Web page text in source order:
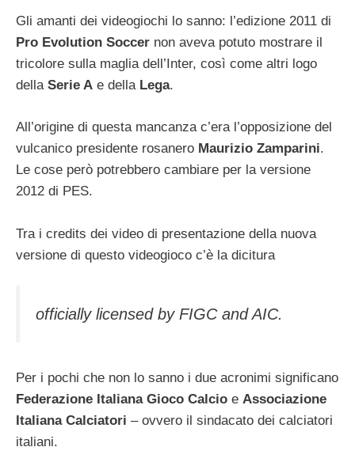
Gli amanti dei videogiochi lo sanno: l’edizione 2011 di
Pro Evolution Soccer non aveva potuto mostrare il
tricolore sulla maglia dell’Inter, così come altri logo
della Serie A e della Lega.
All’origine di questa mancanza c’era l’opposizione del
vulcanico presidente rosanero Maurizio Zamparini.
Le cose però potrebbero cambiare per la versione
2012 di PES.
Tra i credits dei video di presentazione della nuova
versione di questo videogioco c’è la dicitura
officially licensed by FIGC and AIC.
Per i pochi che non lo sanno i due acronimi significano
Federazione Italiana Gioco Calcio e Associazione
Italiana Calciatori – ovvero il sindacato dei calciatori
italiani.